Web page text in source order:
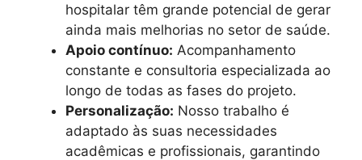
hospitalar têm grande potencial de gerar
ainda mais melhorias no setor de saúde.
Apoio contínuo: Acompanhamento
constante e consultoria especializada ao
longo de todas as fases do projeto.
Personalização: Nosso trabalho é
adaptado às suas necessidades
acadêmicas e profissionais, garantindo